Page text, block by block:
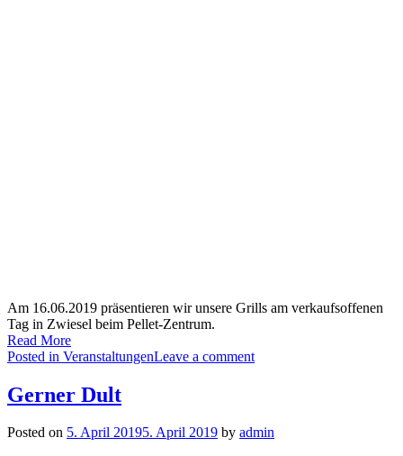
Am 16.06.2019 präsentieren wir unsere Grills am verkaufsoffenen
Tag in Zwiesel beim Pellet-Zentrum.
Read More
Posted in VeranstaltungenLeave a comment
Gerner Dult
Posted on 5. April 20195. April 2019 by admin